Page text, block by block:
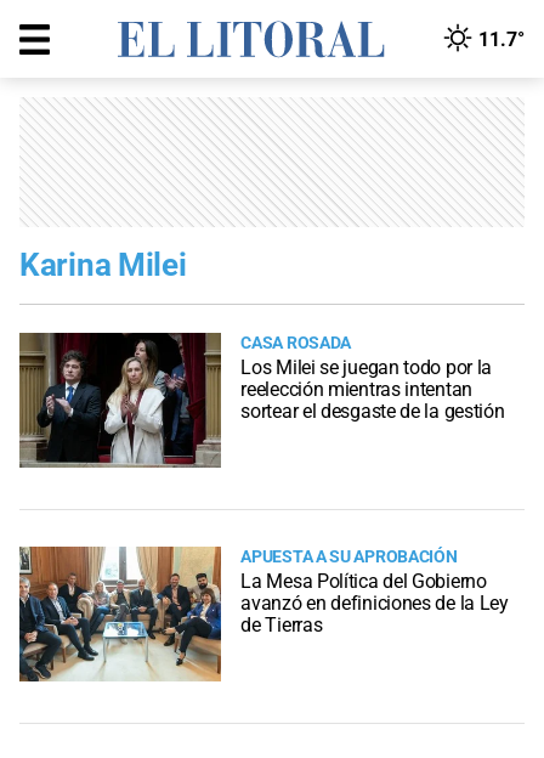
11.7°
Karina Milei
CASA ROSADA
Los Milei se juegan todo por la
reelección mientras intentan
sortear el desgaste de la gestión
APUESTA A SU APROBACIÓN
La Mesa Política del Gobierno
avanzó en definiciones de la Ley
de Tierras